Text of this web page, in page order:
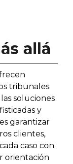
allá
tribunales
soluciones
y
garantizar
clientes,
caso con
orientación